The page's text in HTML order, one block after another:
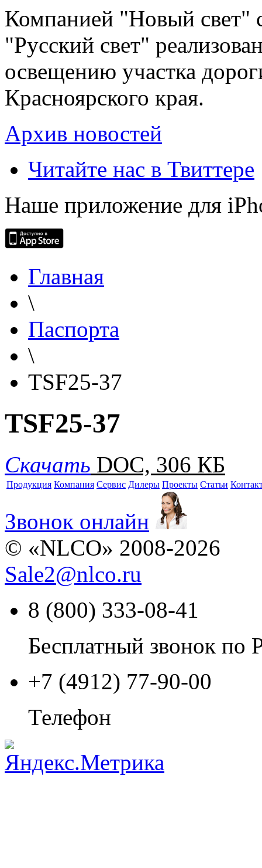
Компанией "Новый свет"
"Русский свет"
освещению участка
Красноярского края.
Архив новостей
Читайте нас в Твиттере
Наше приложение для
Главная
\
Паспорта
\
TSF25-37
TSF25-37
Скачать DOC, 306 КБ
Продукция Компания Сервис Дилеры Проекты Статьи
Звонок онлайн
© «NLCO» 2008-2026
Sale2@nlco.ru
8 (800) 333-08-41
Бесплатный звонок по
+7 (4912) 77-90-00
Телефон